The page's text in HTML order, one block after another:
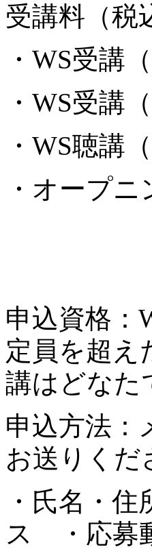
受講料（税
・WS受講
・WS受講
・WS聴講
・オープ
申込資格：
定員を超え
講はどなた
申込方法：
お送りくだ
・氏名・
ス ・応募